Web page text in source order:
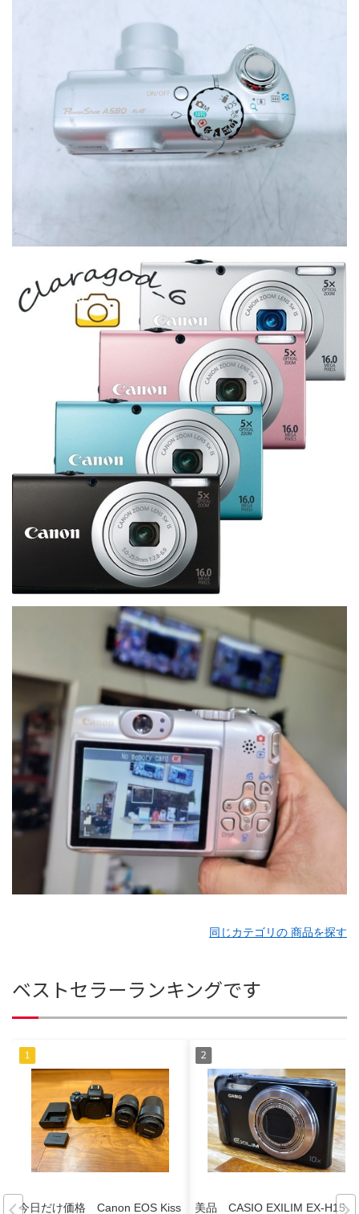
同じカテゴリの 商品を探す
ベストセラーランキングです
今日だけ価格 Canon EOS Kiss 美品 CASIO EXILIM EX-H15